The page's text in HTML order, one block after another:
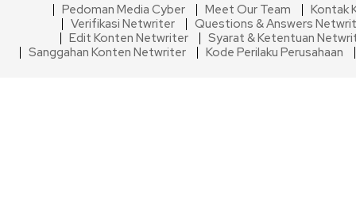
Pedoman Media Cyber
Meet Our Team
Kontak
Verifikasi Netwriter
Questions & Answers
Edit Konten Netwriter
Syarat & Ketentuan
Sanggahan Konten Netwriter
Kode Perilaku Perusahaan